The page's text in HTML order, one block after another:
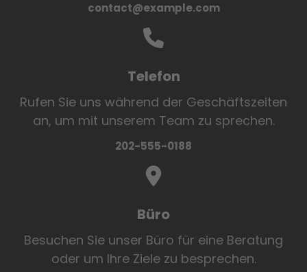
contact@example.com
Telefon
Rufen Sie uns während der Geschäftszeiten
an, um mit unserem Team zu sprechen.
202-555-0188
Büro
Besuchen Sie unser Büro für eine Beratung
oder um Ihre Ziele zu besprechen.